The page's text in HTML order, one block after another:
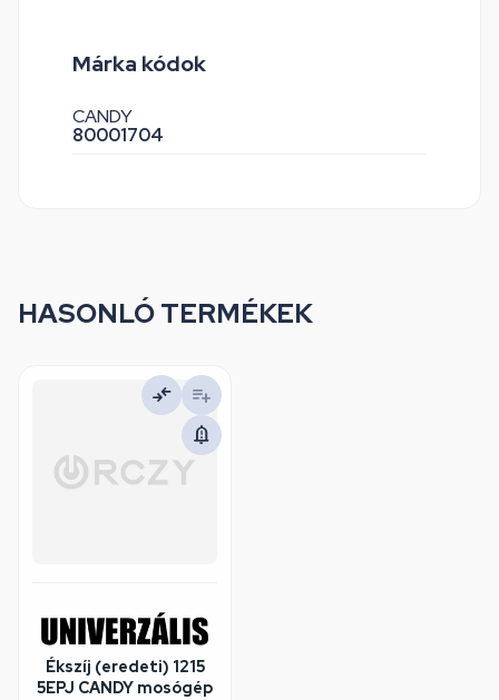
Márka kódok
CANDY
80001704
HASONLÓ TERMÉKEK
Ékszíj (eredeti) 1215
5EPJ CANDY mosógép